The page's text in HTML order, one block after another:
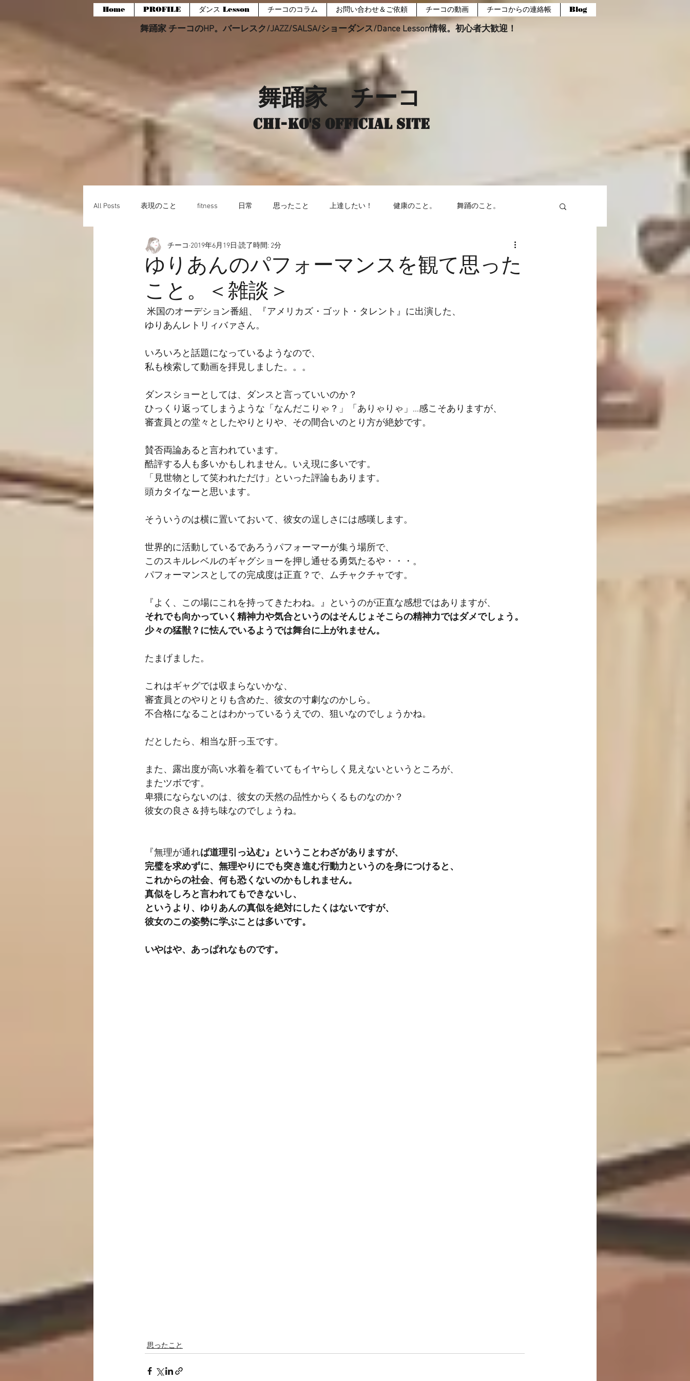
Home PROFILE ダンス Lesson チーコのコラム お問い合わせ＆ご依頼 チーコの動画 チーコからの連絡帳 Blog
舞踊家 チーコのHP。バーレスク/JAZZ/SALSA/ショーダンス/Dance Lesson情報。初心者大歓迎！
舞踊家 チーコ
Chi-ko's Official site
All Posts 表現のこと fitness 日常 思ったこと 上達したい！ 健康のこと。 舞踊のこと。
愉快なこと 動画☆
ゆりあんのパフォーマンスを観て思った
こと。＜雑談＞
チーコ 2019年6月19日 読了時間: 2分
米国のオーデション番組、『アメリカズ・ゴット・タレント』に出演した、
ゆりあんレトリィバァさん。
いろいろと話題になっているようなので、
私も検索して動画を拝見しました。。。
ダンスショーとしては、ダンスと言っていいのか？
ひっくり返ってしまうような「なんだこりゃ？」「ありゃりゃ」…感こそありますが、
審査員との堂々としたやりとりや、その間合いのとり方が絶妙です。
賛否両論あると言われています。
酷評する人も多いかもしれません。いえ現に多いです。
「見世物として笑われただけ」といった評論もあります。
頭カタイなーと思います。
そういうのは横に置いておいて、彼女の逞しさには感嘆します。
世界的に活動しているであろうパフォーマーが集う場所で、
このスキルレベルのギャグショーを押し通せる勇気たるや・・・。
パフォーマンスとしての完成度は正直？で、ムチャクチャです。
『よく、この場にこれを持ってきたわね。』というのが正直な感想ではありますが、
それでも向かっていく精神力や気合というのはそんじょそこらの精神力ではダメでしょう。
少々の猛獣？に怯んでいるようでは舞台に上がれません。
たまげました。
これはギャグでは収まらないかな、
審査員とのやりとりも含めた、彼女の寸劇なのかしら。
不合格になることはわかっているうえでの、狙いなのでしょうかね。
だとしたら、相当な肝っ玉です。
また、露出度が高い水着を着ていてもイヤらしく見えないというところが、
またツボです。
卑猥にならないのは、彼女の天然の品性からくるものなのか？
彼女の良さ＆持ち味なのでしょうね。
『無理が通れば道理引っ込む』ということわざがありますが、
完璧を求めずに、無理やりにでも突き進む行動力というのを身につけると、
これからの社会、何も恐くないのかもしれません。
真似をしろと言われてもできないし、
というより、ゆりあんの真似を絶対にしたくはないですが、
彼女のこの姿勢に学ぶことは多いです。
いやはや、あっぱれなものです。
思ったこと